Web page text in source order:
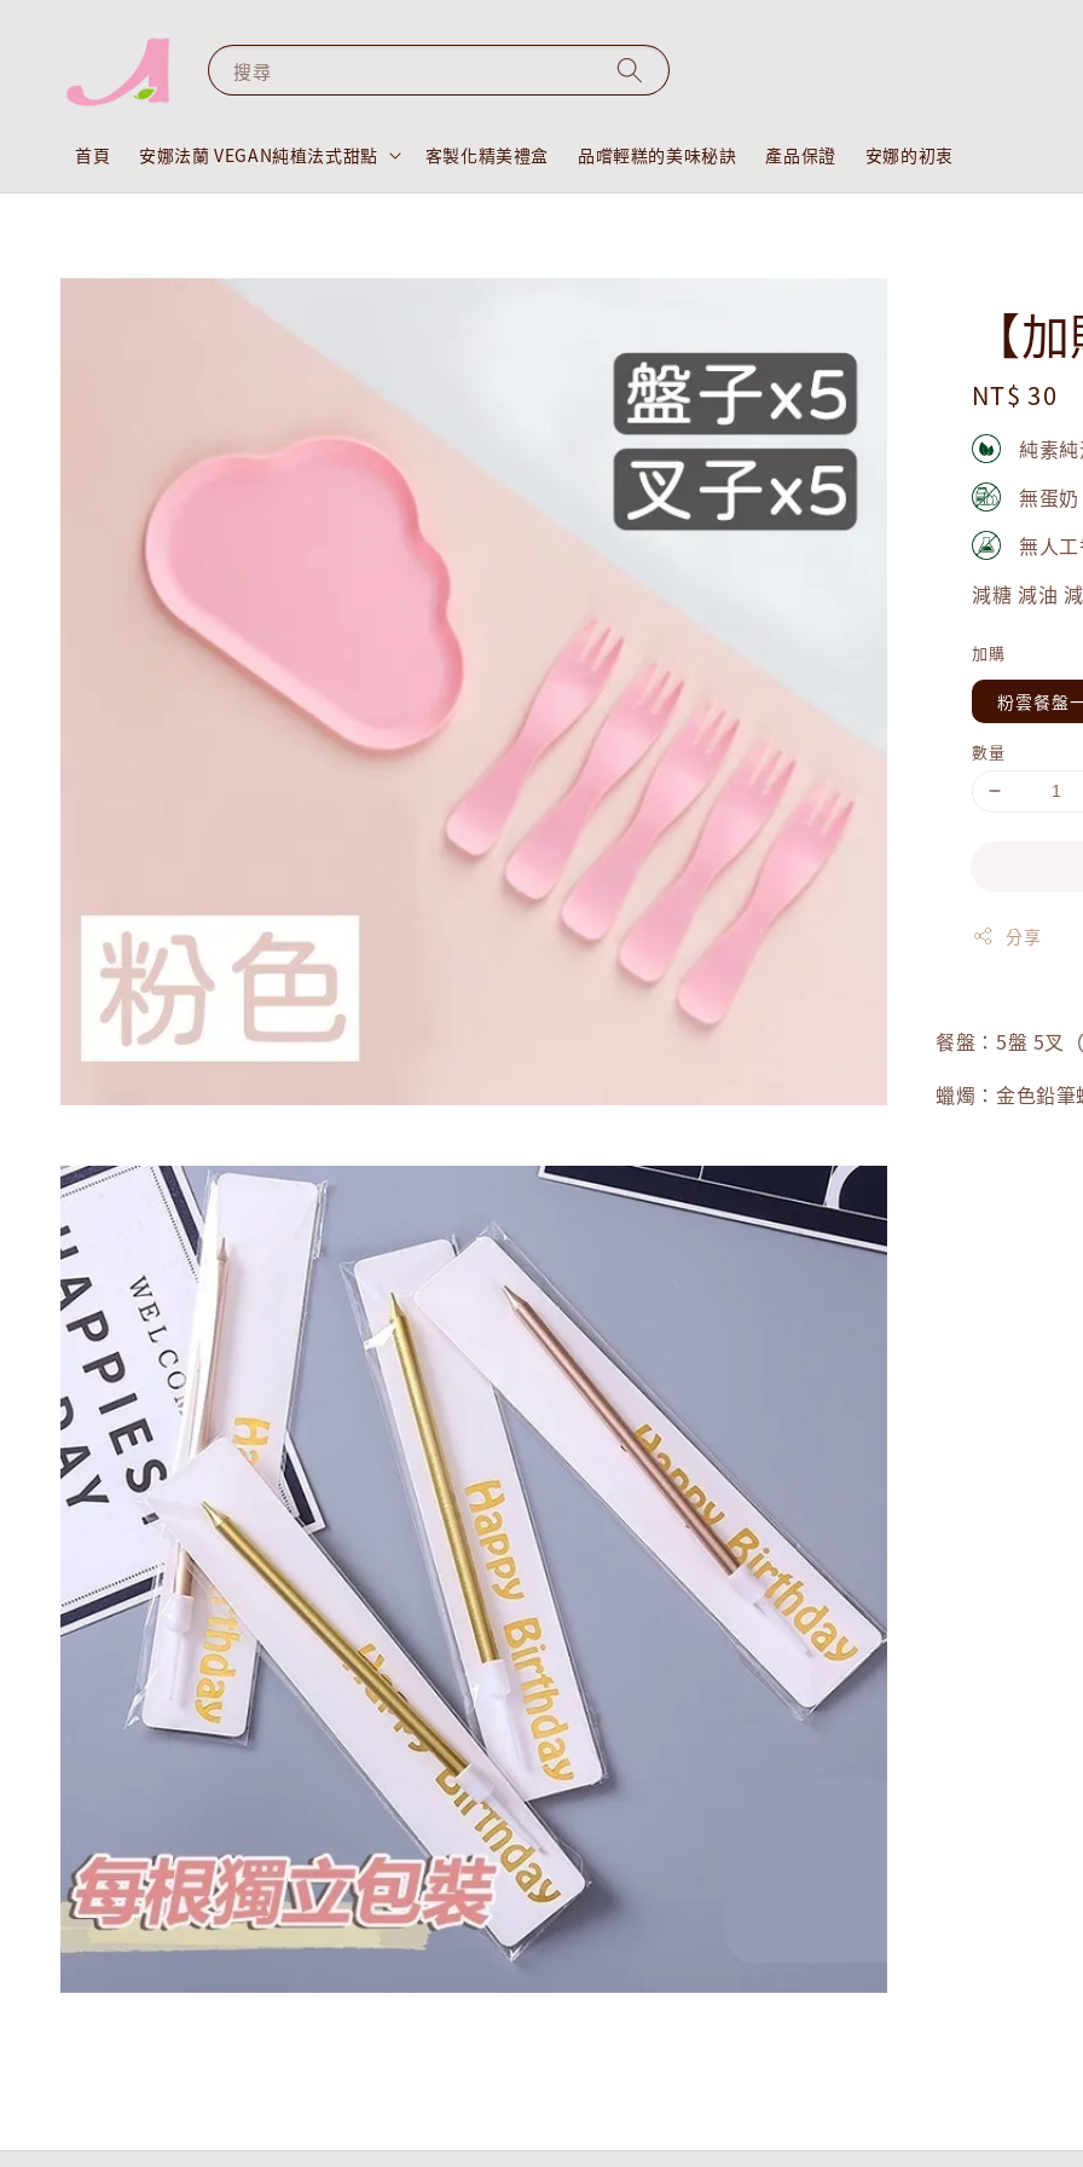
搜尋
首頁 安娜法蘭 VEGAN純植法式甜點 客製化精美禮盒 品嚐輕糕的美味秘訣 產品保證 安娜的初衷
【
Regular
price
NT$ 30
純素
無蛋
無人
減糖 減油
加購
粉雲餐盤
數量
分享
餐盤：5盤 5叉
蠟燭：金色鉛筆